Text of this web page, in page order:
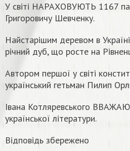
У світі НАРАХОВУЮТЬ 1167
Григоровичу Шевченку.
Найстарішим деревом в
річний дуб, що росте на
Автором першої у світі
український гетьман Пилип
Івана Котляревського
української літератури.
Відповідь збережено